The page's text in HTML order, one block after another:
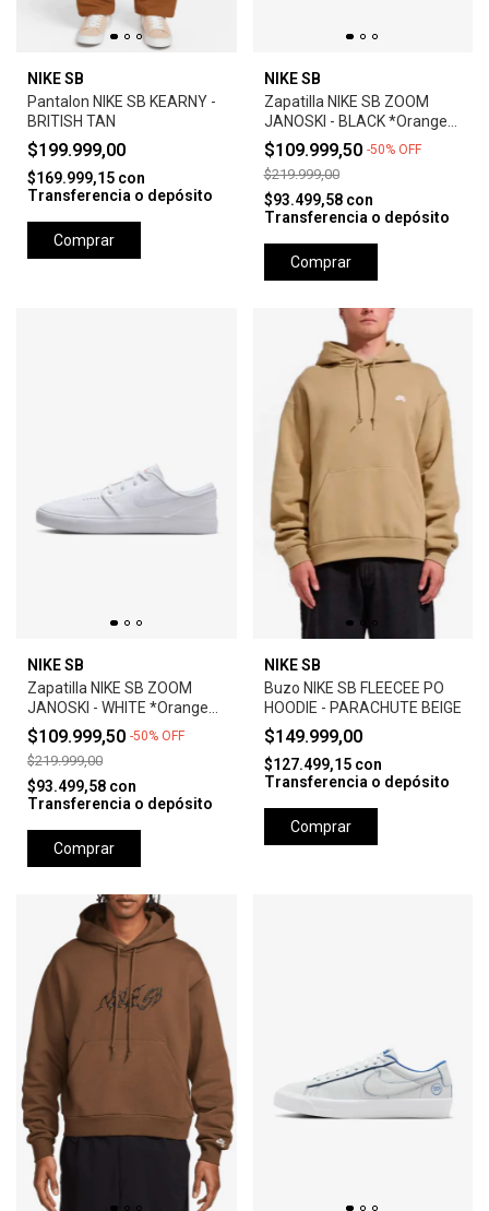
NIKE SB
Pantalon NIKE SB KEARNY -
BRITISH TAN
$199.999,00
$169.999,15 con
Transferencia o depósito
Comprar
NIKE SB
Zapatilla NIKE SB ZOOM
JANOSKI - BLACK *Orange
Label*
$109.999,50 -50% OFF
$219.999,00
$93.499,58 con
Transferencia o depósito
Comprar
NIKE SB
Zapatilla NIKE SB ZOOM
JANOSKI - WHITE *Orange
Label*
$109.999,50 -50% OFF
$219.999,00
$93.499,58 con
Transferencia o depósito
Comprar
NIKE SB
Buzo NIKE SB FLEECEE PO
HOODIE - PARACHUTE BEIGE
$149.999,00
$127.499,15 con
Transferencia o depósito
Comprar